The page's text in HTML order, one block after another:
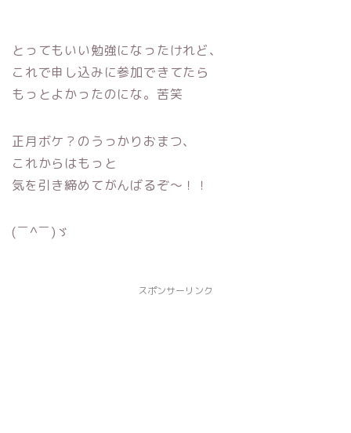
とってもいい勉強になったけれど、
これで申し込みに参加できてたら
もっとよかったのにな。苦笑
正月ボケ？のうっかりおまつ、
これからはもっと
気を引き締めてがんばるぞ〜！！
(￣^￣)ゞ
スポンサーリンク